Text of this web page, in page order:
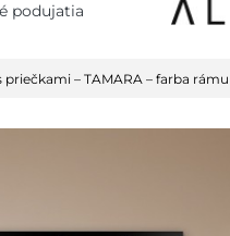
podujatia
priečkami – TAMARA – farba